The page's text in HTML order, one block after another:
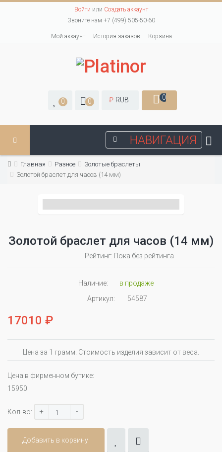
Войти или Создать аккаунт
Звоните нам +7 (499) 505-50-60
Мой аккаунт История заказов Корзина
0 0 ₽ RUB 0
НАВИГАЦИЯ
Главная Разное
Золотые браслеты
Золотой браслет для часов (14 мм)
Золотой браслет для часов (14 мм)
Рейтинг: Пока без рейтинга
Наличие:
в продаже
Артикул:
54587
17010 ₽
Цена за 1 грамм. Стоимость изделия зависит от веса.
Цена в фирменном бутике:
15950
Кол-во: + -
Добавить в корзину